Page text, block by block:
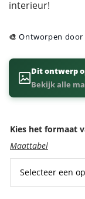
interieur!
🎨Ontworpen door
Dit ontwerp
Bekijk alle
Kies het formaat
Maattabel